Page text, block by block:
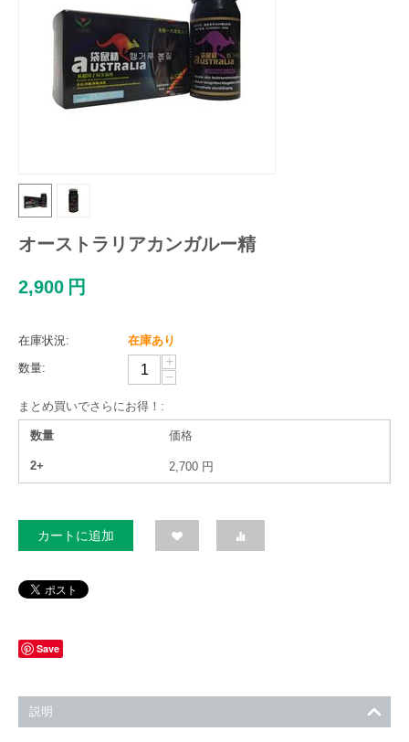
オーストラリアカンガルー精
2,900 円
在庫状況:
在庫あり
数量:
+
−
まとめ買いでさらにお得！:
数量 価格
2+ 2,700 円
カートに追加
Save
説明